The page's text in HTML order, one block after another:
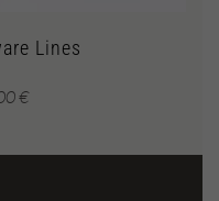
Lines
€Price
18,00 €